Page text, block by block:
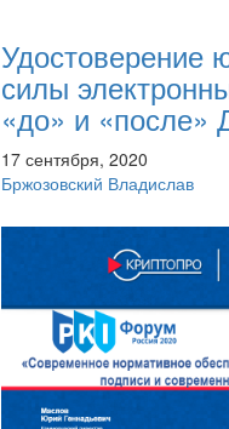
Удостоверение
силы
«до» и «после»
17 сентября, 2020
Бржозовский Владислав